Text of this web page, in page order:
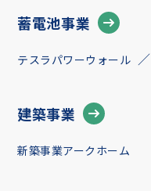
蓄電池事業
テスラパワーウォール
建築事業
新築事業アークホーム